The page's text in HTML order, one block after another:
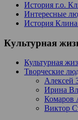
История г.о.
Интересные
История
Культурная
Культурная
Творческие
Алексей
Ирина
Комаров
Виктор